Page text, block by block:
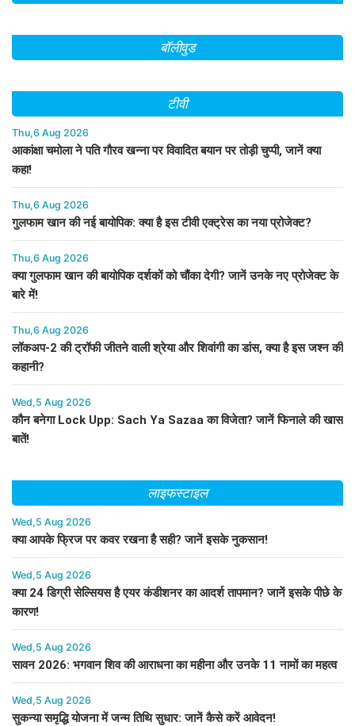
बॉलीवुड
टीवी
Thu,6 Aug 2026
आकांक्षा चमोला ने पति गौरव खन्ना पर विवादित बयान पर तोड़ी चुप्पी, जानें क्या
कहा!
Thu,6 Aug 2026
गुलफाम खान की नई बायोपिक: क्या है इस टीवी एक्ट्रेस का नया प्रोजेक्ट?
Thu,6 Aug 2026
क्या गुलफाम खान की बायोपिक दर्शकों को चौंका देगी? जानें उनके नए प्रोजेक्ट के
बारे में!
Thu,6 Aug 2026
लॉकअप-2 की ट्रॉफी जीतने वाली श्रेया और शिवांगी का डांस, क्या है इस जश्न की
कहानी?
Wed,5 Aug 2026
कौन बनेगा Lock Upp: Sach Ya Sazaa का विजेता? जानें फिनाले की खास
बातें!
लाइफस्टाइल
Wed,5 Aug 2026
क्या आपके फ्रिज पर कवर रखना है सही? जानें इसके नुकसान!
Wed,5 Aug 2026
क्या 24 डिग्री सेल्सियस है एयर कंडीशनर का आदर्श तापमान? जानें इसके पीछे के
कारण!
Wed,5 Aug 2026
सावन 2026: भगवान शिव की आराधना का महीना और उनके 11 नामों का महत्व
Wed,5 Aug 2026
सुकन्या समृद्धि योजना में जन्म तिथि सुधार: जानें कैसे करें आवेदन!